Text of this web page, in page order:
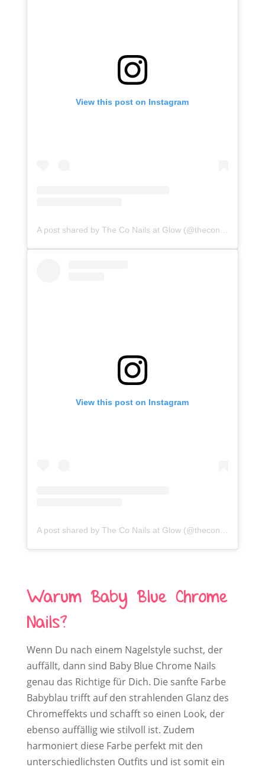
View this post on Instagram
View this post on Instagram
Warum Baby Blue Chrome
Nails?
Wenn Du nach einem Nagelstyle suchst, der
auffällt, dann sind Baby Blue Chrome Nails
genau das Richtige für Dich. Die sanfte Farbe
Babyblau trifft auf den strahlenden Glanz des
Chromeffekts und schafft so einen Look, der
ebenso auffällig wie stilvoll ist. Zudem
harmoniert diese Farbe perfekt mit den
unterschiedlichsten Outfits und ist somit ein